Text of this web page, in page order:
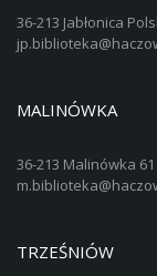
36-213 Jabłonica
MALINÓWKA
36-213 Malinówka
TRZEŚNIÓW